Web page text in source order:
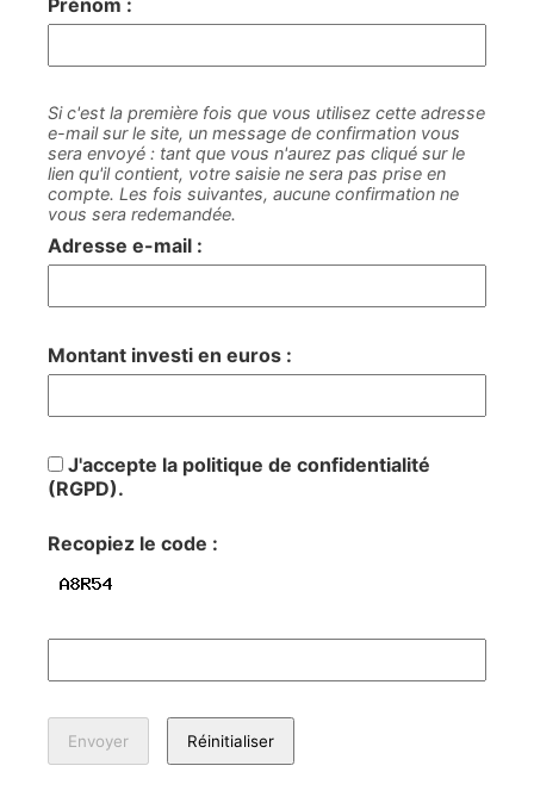
Prénom :
Si c'est la première fois que vous utilisez cette adresse
e-mail sur le site, un message de confirmation vous
sera envoyé : tant que vous n'aurez pas cliqué sur le
lien qu'il contient, votre saisie ne sera pas prise en
compte. Les fois suivantes, aucune confirmation ne
vous sera redemandée.
Adresse e-mail :
Montant investi en euros :
J'accepte la politique de confidentialité
(RGPD).
Recopiez le code :